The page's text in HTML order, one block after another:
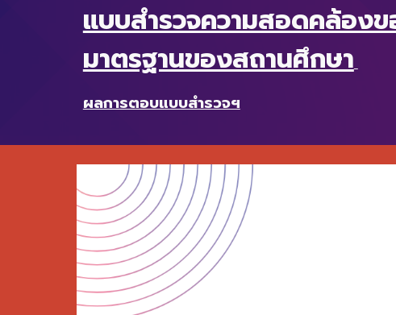
แบบสำรวจความสอดคล้อง
มาตรฐานของสถานศึกษา
ผลการตอบแบบสำรวจฯ